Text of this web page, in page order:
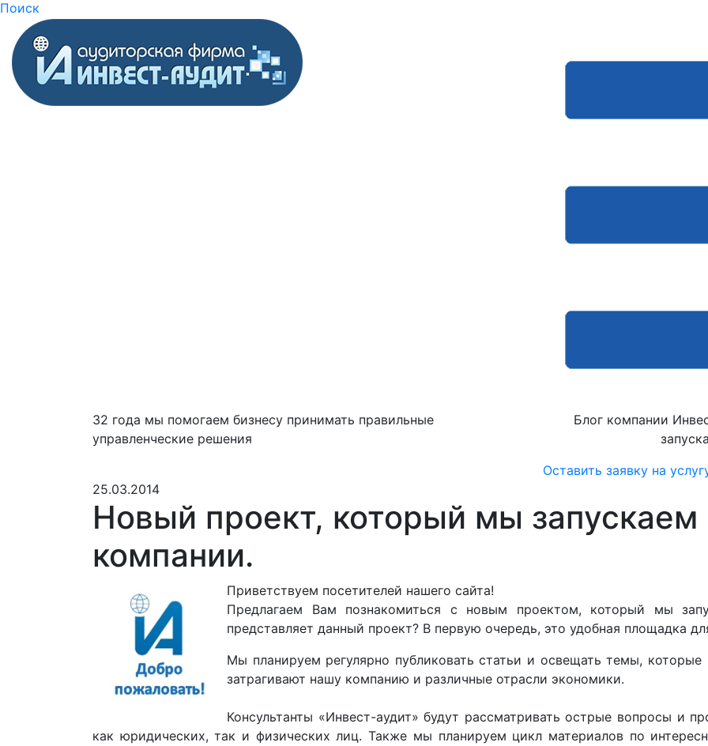
Поиск
32 года мы помогаем бизнесу принимать правильные
управленческие решения
Блог компании
Оставить заявку на
25.03.2014
Новый проект, который мы запускаем
компании.
Приветствуем посетителей нашего сайта!
Предлагаем Вам познакомиться с новым проектом, который мы
представляет данный проект? В первую очередь, это удобная площадка
Мы планируем регулярно публиковать статьи и освещать темы,
затрагивают нашу компанию и различные отрасли экономики.
Консультанты «Инвест-аудит» будут рассматривать острые вопросы и
как юридических, так и физических лиц. Также мы планируем цикл материалов по